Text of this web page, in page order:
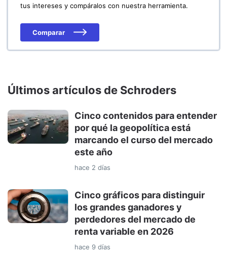
tus intereses y compáralos con nuestra herramienta.
Comparar
Últimos artículos de Schroders
Cinco contenidos para entender
por qué la geopolítica está
marcando el curso del mercado
este año
hace 2 días
Cinco gráficos para distinguir
los grandes ganadores y
perdedores del mercado de
renta variable en 2026
hace 9 días